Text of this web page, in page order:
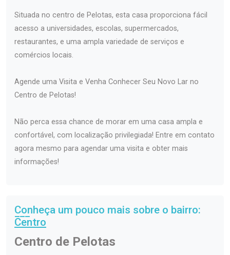
Situada no centro de Pelotas, esta casa proporciona fácil
acesso a universidades, escolas, supermercados,
restaurantes, e uma ampla variedade de serviços e
comércios locais.
Agende uma Visita e Venha Conhecer Seu Novo Lar no
Centro de Pelotas!
Não perca essa chance de morar em uma casa ampla e
confortável, com localização privilegiada! Entre em contato
agora mesmo para agendar uma visita e obter mais
informações!
Conheça um pouco mais sobre o bairro:
Centro
Centro de Pelotas